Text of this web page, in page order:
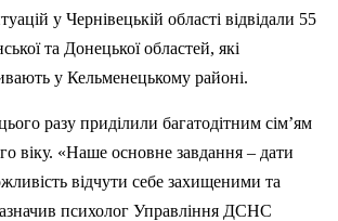
у Чернівецькій області відвідали 55
та Донецької областей, які
у Кельменецькому районі.
разу приділили багатодітним сім’ям
віку. «Наше основне завдання – дати
відчути себе захищеними та
психолог Управління ДСНС